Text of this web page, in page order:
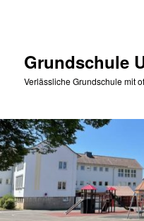
Grundschule
Verlässliche Grundschule mit